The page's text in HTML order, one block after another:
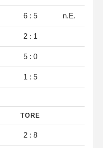
6 : 5 n.E.
2 : 1
5 : 0
1 : 5
TORE
2 : 8